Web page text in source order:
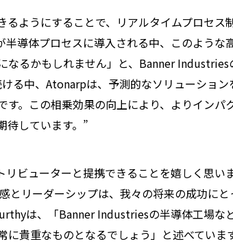
ようにすることで、リアルタイムプロセス
導体プロセスに導入される中、このような
なるかもしれません」と、Banner Industries
る中、Atonarpは、予測的なソリューション
。この相乗効果の向上により、よりインパ
待しています。”
ビューターと提携できることを嬉しく思いま
リーダーシップは、我々の将来の成功にと
は、「Banner Industriesの半導体工場な
貴重なものとなるでしょう」と述べています